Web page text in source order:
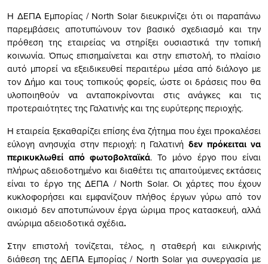
Η ΔΕΠΑ Εμπορίας / North Solar διευκρινίζει ότι οι παραπάνω
παρεμβάσεις αποτυπώνουν τον βασικό σχεδιασμό και την
πρόθεση της εταιρείας να στηρίξει ουσιαστικά την τοπική
κοινωνία. Όπως επισημαίνεται και στην επιστολή, το πλαίσιο
αυτό μπορεί να εξειδικευθεί περαιτέρω μέσα από διάλογο με
τον Δήμο και τους τοπικούς φορείς, ώστε οι δράσεις που θα
υλοποιηθούν να ανταποκρίνονται στις ανάγκες και τις
προτεραιότητες της Γαλατινής και της ευρύτερης περιοχής.
Η εταιρεία ξεκαθαρίζει επίσης ένα ζήτημα που έχει προκαλέσει
εύλογη ανησυχία στην περιοχή: η Γαλατινή δεν πρόκειται να
περικυκλωθεί από φωτοβολταϊκά. Το μόνο έργο που είναι
πλήρως αδειοδοτημένο και διαθέτει τις απαιτούμενες εκτάσεις
είναι το έργο της ΔΕΠΑ / North Solar. Οι χάρτες που έχουν
κυκλοφορήσει και εμφανίζουν πλήθος έργων γύρω από τον
οικισμό δεν αποτυπώνουν έργα ώριμα προς κατασκευή, αλλά
ανώριμα αδειοδοτικά σχέδια.
Στην επιστολή τονίζεται, τέλος, η σταθερή και ειλικρινής
διάθεση της ΔΕΠΑ Εμπορίας / North Solar για συνεργασία με